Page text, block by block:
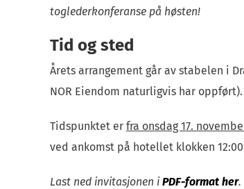
toglederkonferanse på høsten!
Tid og sted
Årets arrangement går av stabelen i
NOR Eiendom naturligvis har oppført).
Tidspunktet er fra onsdag 17.
ved ankomst på hotellet klokken
Last ned invitasjonen iPDF-format her.